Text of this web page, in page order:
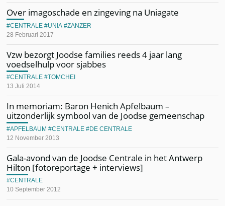
Over imagoschade en zingeving na Uniagate
28 Februari 2017
CENTRALE UNIA ZANZER
Vzw bezorgt Joodse families reeds 4 jaar lang
voedselhulp voor sjabbes
13 Juli 2014
CENTRALE TOMCHEI
In memoriam: Baron Henich Apfelbaum –
uitzonderlijk symbool van de Joodse gemeenschap
12 November 2013
APFELBAUM CENTRALE DE CENTRALE
Gala-avond van de Joodse Centrale in het Antwerp
Hilton [fotoreportage + interviews]
10 September 2012
CENTRALE